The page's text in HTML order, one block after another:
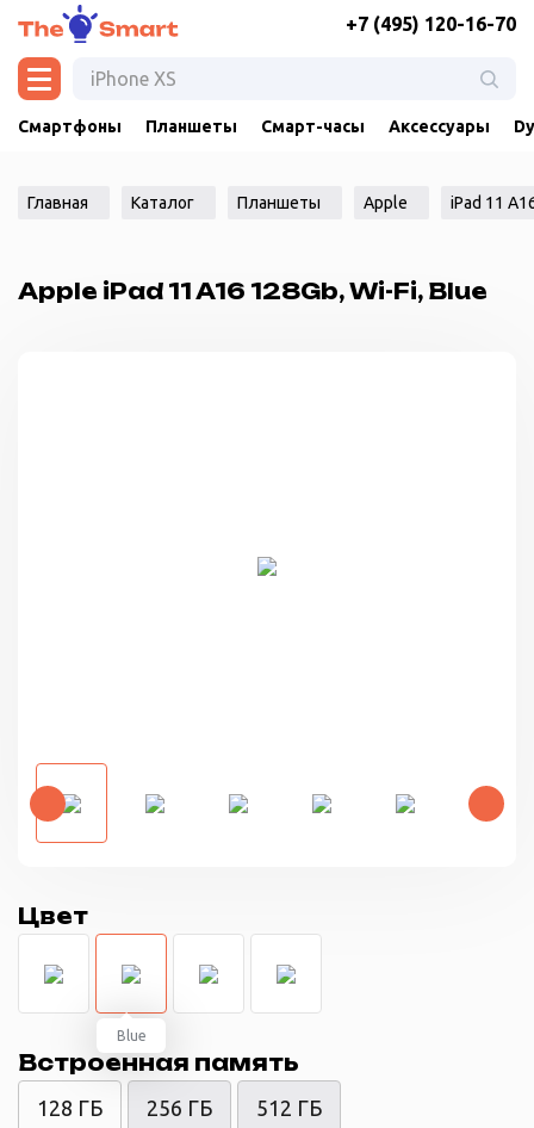
+7 (495) 120-16-70
Смартфоны Планшеты Смарт-часы Аксессуары
Главная Каталог Планшеты Apple iPad 11
Apple iPad 11 A16 128Gb, Wi-Fi, Blue
Цвет
Blue
Встроенная память
128 ГБ 256 ГБ 512 ГБ